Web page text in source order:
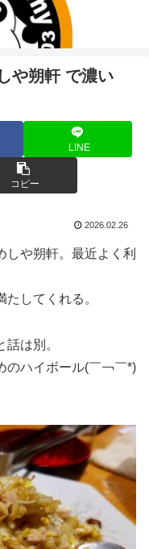
や朔軒 で濃い
LINE
コピー
2026.02.26
しや朔軒。最近よく利
してくれる。
は別。
のハイボール(￣￢￣*)